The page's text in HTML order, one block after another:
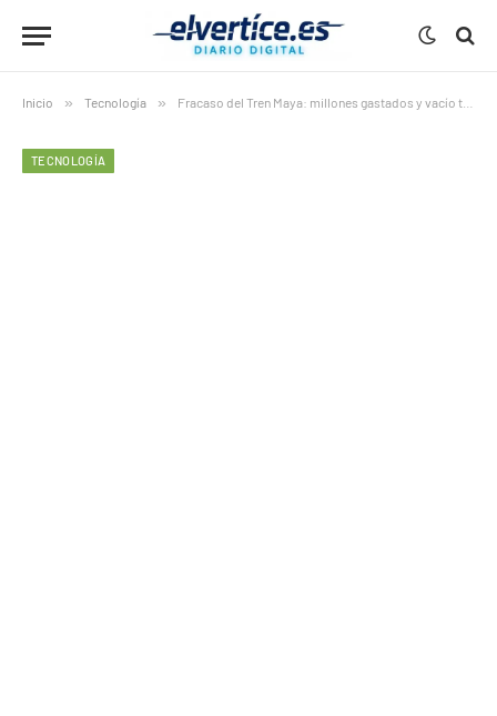
Inicio » Tecnología » Fracaso del Tren Maya: millones gastados y vacío turístico
TECNOLOGÍA